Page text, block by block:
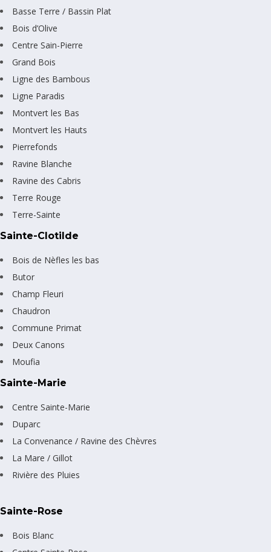
Basse Terre / Bassin Plat
Bois d’Olive
Centre Sain-Pierre
Grand Bois
Ligne des Bambous
Ligne Paradis
Montvert les Bas
Montvert les Hauts
Pierrefonds
Ravine Blanche
Ravine des Cabris
Terre Rouge
Terre-Sainte
Sainte-Clotilde
Bois de Nèfles les bas
Butor
Champ Fleuri
Chaudron
Commune Primat
Deux Canons
Moufia
Sainte-Marie
Centre Sainte-Marie
Duparc
La Convenance / Ravine des Chèvres
La Mare / Gillot
Rivière des Pluies
Sainte-Rose
Bois Blanc